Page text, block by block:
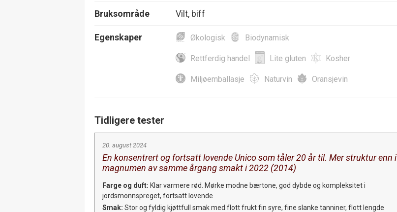
Bruksområde Vilt, biff
Egenskaper Økologisk Biodynamisk
Rettferdig handel Lite gluten Kosher
Miljøemballasje Naturvin Oransjevin
Tidligere tester
20. august 2024
En konsentrert og fortsatt lovende Unico som tåler 20 år til. Mer struktur enn i
magnumen av samme årgang smakt i 2022 (2014)
Farge og duft: Klar varmere rød. Mørke modne bærtone, god dybde og kompleksitet i
jordsmonnspreget, fortsatt lovende
Smak: Stor og fyldig kjøttfull smak med flott frukt fin syre, fine slanke tanniner, flott lengde